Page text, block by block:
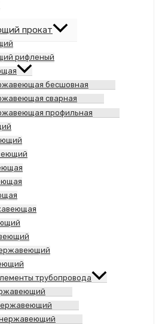
прокат
рифленый
бесшовная
сварная
профильная
трубопровода